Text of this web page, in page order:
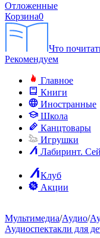
Отложенные
Корзина0
Что
Рекомендуем
Главное
Книги
Иностранные
Школа
Канцтовары
Игрушки
Лабиринт.
Клуб
Акции
Мультимедиа/Аудио/
Аудиоспектакли для